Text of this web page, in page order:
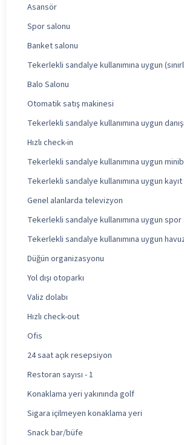
Asansör
Spor salonu
Banket salonu
Tekerlekli sandalye kullanımına uygun
Balo Salonu
Otomatik satış makinesi
Tekerlekli sandalye kullanımına uygun
Hızlı check-in
Tekerlekli sandalye kullanımına uygun
Tekerlekli sandalye kullanımına uygun kayıt
Genel alanlarda televizyon
Tekerlekli sandalye kullanımına uygun spor
Tekerlekli sandalye kullanımına uygun
Düğün organizasyonu
Yol dışı otoparkı
Valiz dolabı
Hızlı check-out
Ofis
24 saat açık resepsiyon
Restoran sayısı - 1
Konaklama yeri yakınında golf
Sigara içilmeyen konaklama yeri
Snack bar/büfe